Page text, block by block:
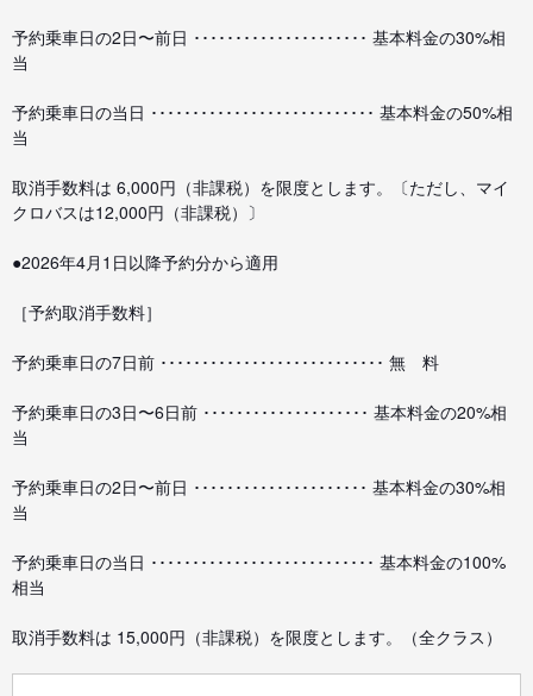
予約乗車日の2日〜前日 ･････････････････････ 基本料金の30%相
当
予約乗車日の当日 ･･･････････････････････････ 基本料金の50%相
当
取消手数料は 6,000円（非課税）を限度とします。〔ただし、マイ
クロバスは12,000円（非課税）〕
●2026年4月1日以降予約分から適用
［予約取消手数料］
予約乗車日の7日前 ･･･････････････････････････ 無 料
予約乗車日の3日〜6日前 ････････････････････ 基本料金の20%相
当
予約乗車日の2日〜前日 ･････････････････････ 基本料金の30%相
当
予約乗車日の当日 ･･･････････････････････････ 基本料金の100%
相当
取消手数料は 15,000円（非課税）を限度とします。（全クラス）